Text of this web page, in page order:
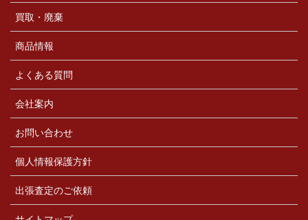
買取・廃棄
商品情報
よくある質問
会社案内
お問い合わせ
個人情報保護方針
出張査定のご依頼